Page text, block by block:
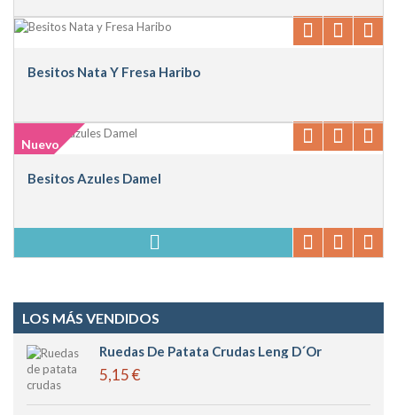
Besitos Nata Y Fresa Haribo
Nuevo
Besitos Azules Damel
LOS MÁS VENDIDOS
Ruedas De Patata Crudas Leng D´or
5,15 €